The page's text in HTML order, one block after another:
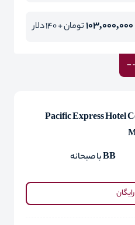
103,000,000تومان + 140 دلار
Pacific Express Hotel
BB با صبحانه